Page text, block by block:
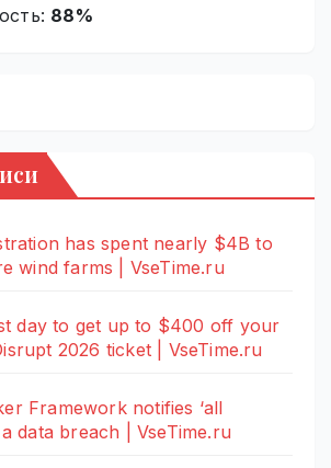
88%
has spent nearly $4B to
wind farms | VseTime.ru
day to get up to $400 off your
2026 ticket | VseTime.ru
Framework notifies ‘all
data breach | VseTime.ru